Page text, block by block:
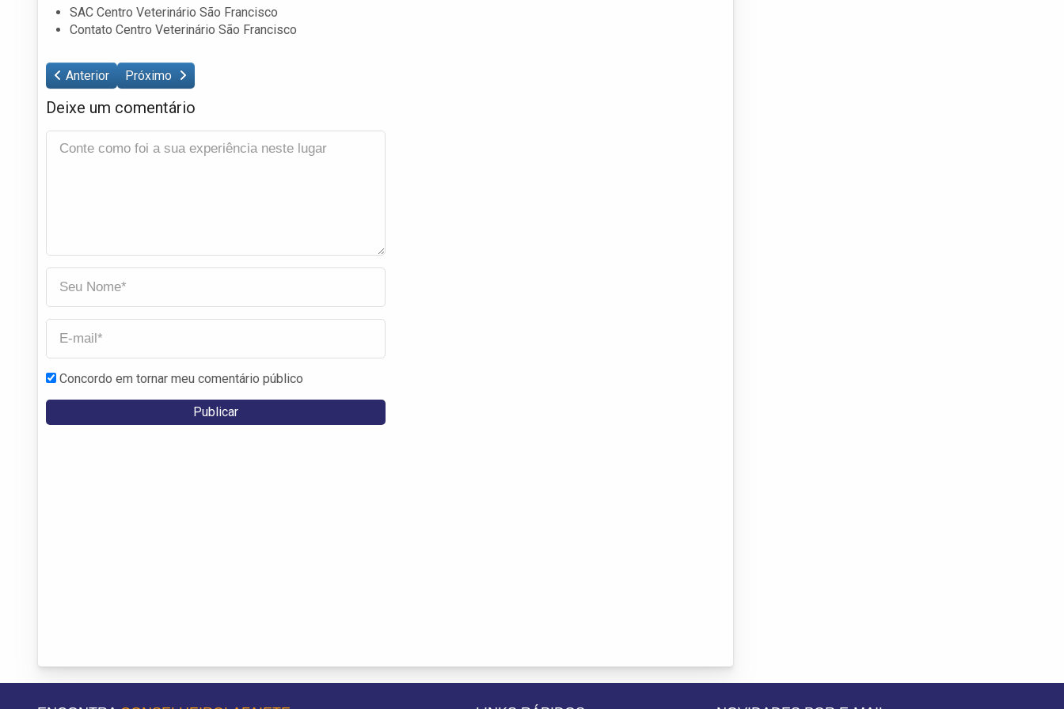
SAC Centro Veterinário São Francisco
Contato Centro Veterinário São Francisco
Anterior Próximo
Deixe um comentário
Concordo em tornar meu comentário público